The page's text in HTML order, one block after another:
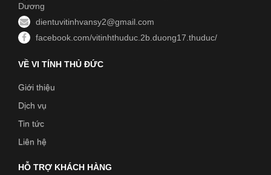
Dương
dientuvitinhvansy2@gmail.com
facebook.com/vitinhthuduc.2b.duong17.thuduc/
VỀ VI TÍNH THỦ ĐỨC
Giới thiệu
Dịch vụ
Tin tức
Liên hệ
HỖ TRỢ KHÁCH HÀNG